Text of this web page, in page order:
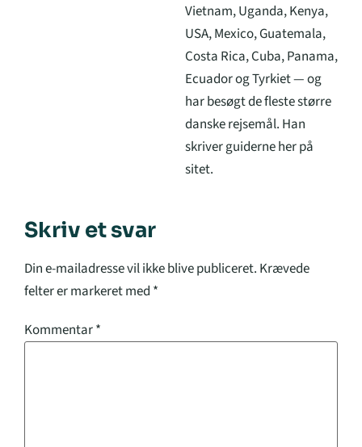
Vietnam, Uganda, Kenya,
USA, Mexico, Guatemala,
Costa Rica, Cuba, Panama,
Ecuador og Tyrkiet — og
har besøgt de fleste større
danske rejsemål. Han
skriver guiderne her på
sitet.
Skriv et svar
Din e-mailadresse vil ikke blive publiceret. Krævede
felter er markeret med *
Kommentar*